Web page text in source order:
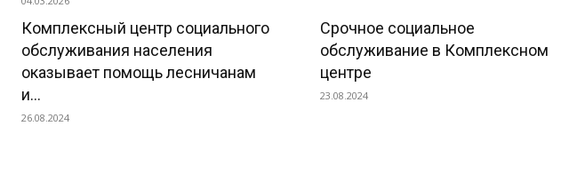
Комплексный центр социального
обслуживания населения
оказывает помощь лесничанам
и...
26.08.2024
Срочное социальное
обслуживание в Комплексном
центре
23.08.2024